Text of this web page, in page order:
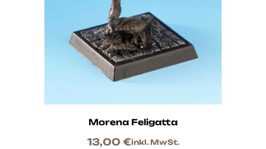
Morena Feligatta
13,00 €inkl. MwSt.